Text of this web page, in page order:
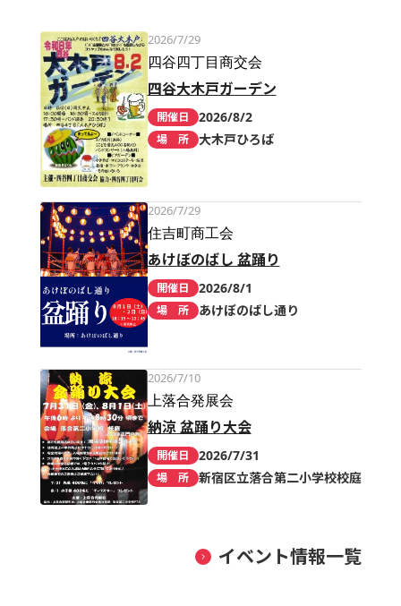
2026/7/29
四谷四丁目商交会
四谷大木戸ガーデン
開催日 2026/8/2
場 所 大木戸ひろば
2026/7/29
住吉町商工会
あけぼのばし 盆踊り
開催日 2026/8/1
場 所 あけぼのばし通り
2026/7/10
上落合発展会
納涼 盆踊り大会
開催日 2026/7/31
場 所 新宿区立落合第二小学校校庭
イベント情報一覧